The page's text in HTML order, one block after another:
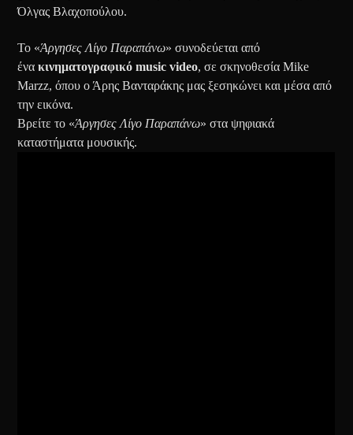
Όλγας Βλαχοπούλου.
Το «Άργησες Λίγο Παραπάνω» συνοδεύεται από
ένακινηματογραφικό music video, σε σκηνοθεσία Mike
Marzz, όπου ο Άρης Βανταράκης μας ξεσηκώνει και μέσα από
την εικόνα.
Βρείτε το «Άργησες Λίγο Παραπάνω» στα ψηφιακά
καταστήματα μουσικής.